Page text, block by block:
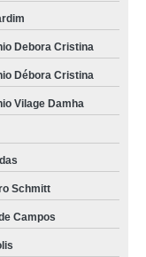
Debora Cristina
Débora Cristina
Vilage Damha
Schmitt
Campos